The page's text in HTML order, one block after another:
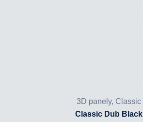
3D panely, Classic
Classic Dub Black